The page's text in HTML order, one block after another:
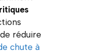
réduire
chute à